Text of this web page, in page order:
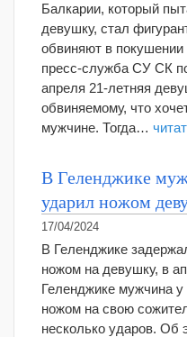
Балкарии, который
девушку, стал
обвиняют в
пресс-служба СУ СК
апреля 21-летняя
обвиняемому, что
мужчине. Тогда…
В Геленджике
ударил ножом
17/04/2024
В Геленджике
ножом на девушку, в
Геленджике мужчина у
ножом на свою
несколько ударов. Об